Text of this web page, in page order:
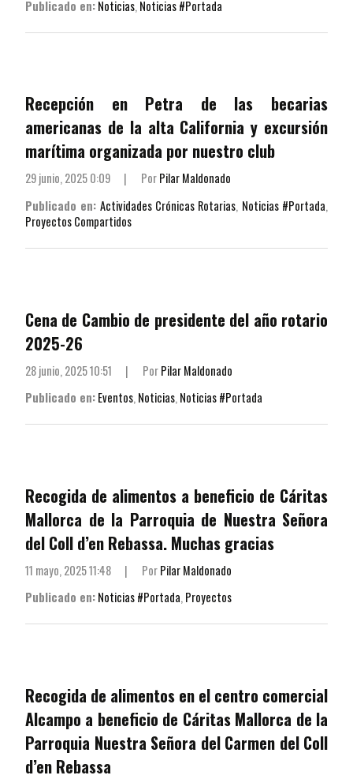
Publicado en:Noticias, Noticias #Portada
Recepción en Petra de las becarias
americanas de la alta California y excursión
marítima organizada por nuestro club
29 junio, 2025 0:09 | PorPilar Maldonado
Publicado en: Actividades Crónicas Rotarias, Noticias #Portada,
Proyectos Compartidos
Cena de Cambio de presidente del año rotario
2025-26
28 junio, 2025 10:51 | PorPilar Maldonado
Publicado en:Eventos, Noticias, Noticias #Portada
Recogida de alimentos a beneficio de Cáritas
Mallorca de la Parroquia de Nuestra Señora
del Coll d’en Rebassa. Muchas gracias
11 mayo, 2025 11:48 | PorPilar Maldonado
Publicado en:Noticias #Portada, Proyectos
Recogida de alimentos en el centro comercial
Alcampo a beneficio de Cáritas Mallorca de la
Parroquia Nuestra Señora del Carmen del Coll
d’en Rebassa